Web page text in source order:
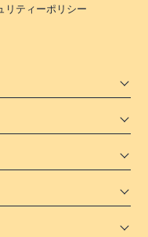
リティーポリシー